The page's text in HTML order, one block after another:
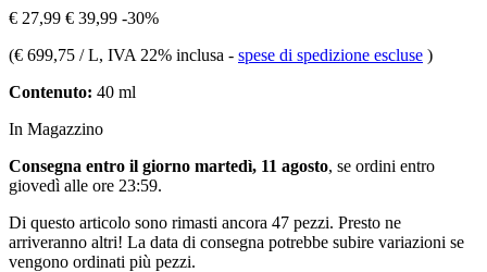
€ 27,99 € 39,99 -30%
(€ 699,75 / L, IVA 22% inclusa - spese di spedizione escluse )
Contenuto: 40 ml
In Magazzino
Consegna entro il giorno martedì, 11 agosto, se ordini entro
giovedì alle ore 23:59.
Di questo articolo sono rimasti ancora 47 pezzi. Presto ne
arriveranno altri! La data di consegna potrebbe subire variazioni se
vengono ordinati più pezzi.